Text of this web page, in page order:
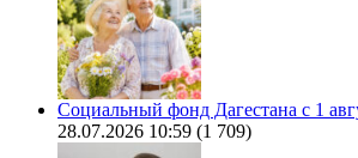
Социальный фонд Дагестана с 1
28.07.2026 10:59 (1 709)